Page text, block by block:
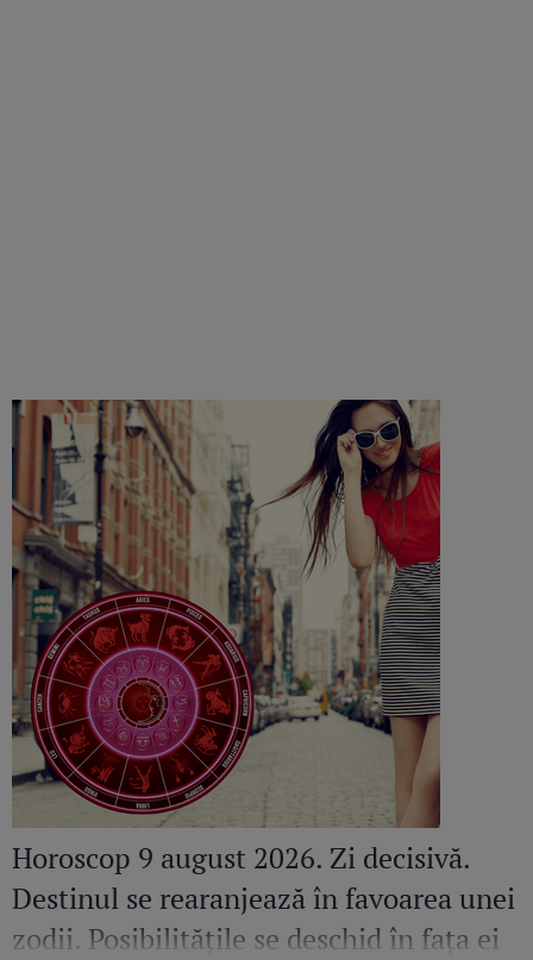
Horoscop 9 august 2026. Zi decisivă.
Destinul se rearanjează în favoarea unei
zodii. Posibilitățile se deschid în fața ei